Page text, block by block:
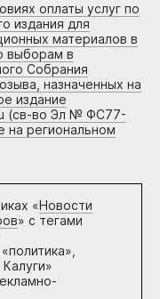
оплаты услуг по
издания для
материалов в
выборам в
Собрания
назначенных на
издание
(св-во Эл № ФС77-
на региональном
«Новости
» с тегами